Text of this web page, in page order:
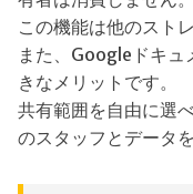
この機能は他のスト
また、Googleドキュ
きなメリットです。
共有範囲を自由に選
のスタッフとデータ